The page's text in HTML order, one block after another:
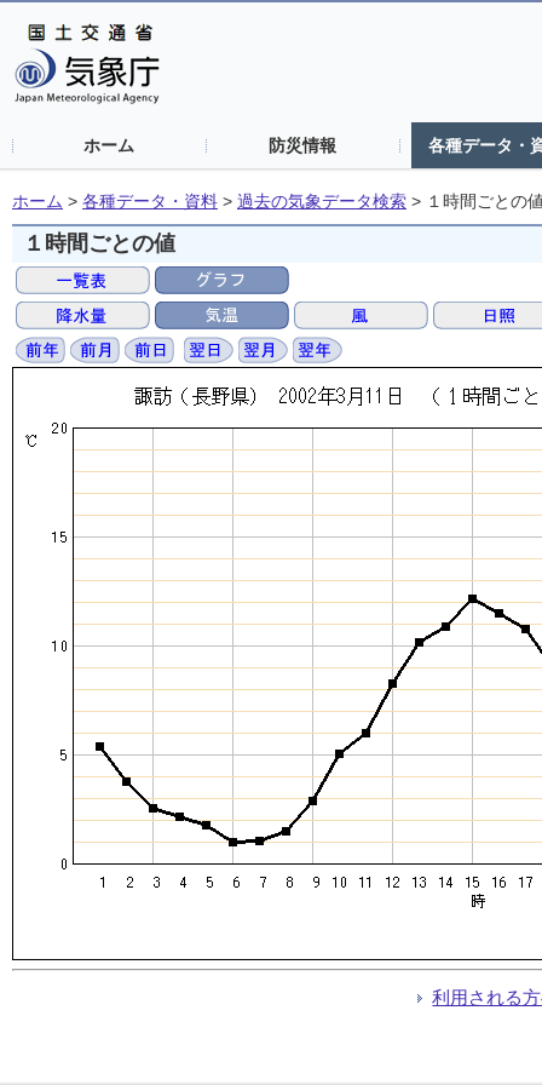
ホーム 防災情報 各種データ・
ホーム > 各種データ・資料 > 過去の気象データ検索 > １時間ごとの
１時間ごとの値
利用される